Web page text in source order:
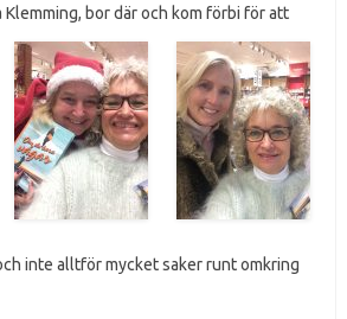
bor där och kom förbi för att
inte alltför mycket saker runt omkring